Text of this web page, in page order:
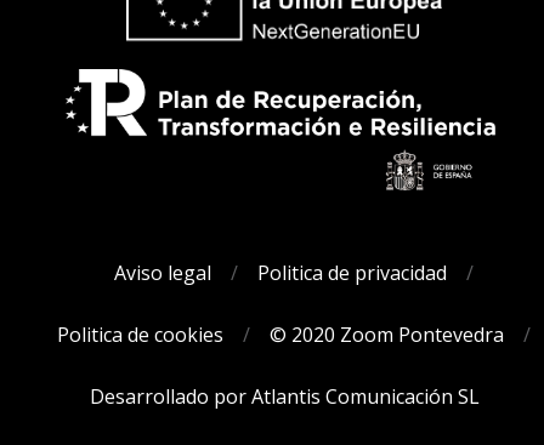
Aviso legal Politica de privacidad
Politica de cookies © 2020 Zoom Pontevedra
Desarrollado por Atlantis Comunicación SL